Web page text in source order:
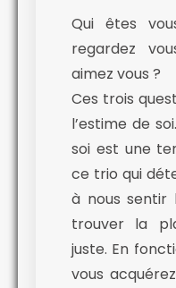
Qui êtes
regardez
aimez vous ?
Ces trois
l’estime de
soi est une
ce trio qui
à nous
trouver la
juste. En
vous